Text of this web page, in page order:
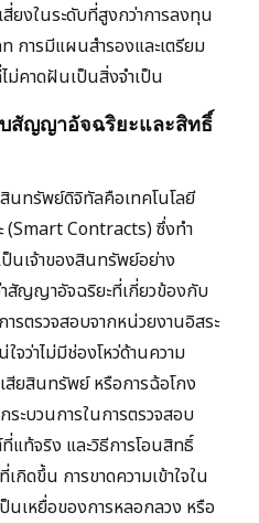
ยงในระดับที่สูงกว่าการลงทุน
การมีแผนสำรองและเตรียม
คาดฝันเป็นสิ่งจำเป็น
บสัญญาอัจฉริยะและสิทธิ์
นทรัพย์ดิจิทัลคือเทคโนโลยี
Contracts) ซึ่งทำ
นเจ้าของสินทรัพย์อย่าง
สัญญาอัจฉริยะที่เกี่ยวข้องกับ
รตรวจสอบจากหน่วยงานอิสระ
จว่าไม่มีช่องโหว่ด้านความ
ยสินทรัพย์ หรือการฉ้อโกง
ระบวนการในการตรวจสอบ
แท้จริง และวิธีการโอนสิทธิ์
ดขึ้น การขาดความเข้าใจใน
เหยื่อของการหลอกลวง หรือ